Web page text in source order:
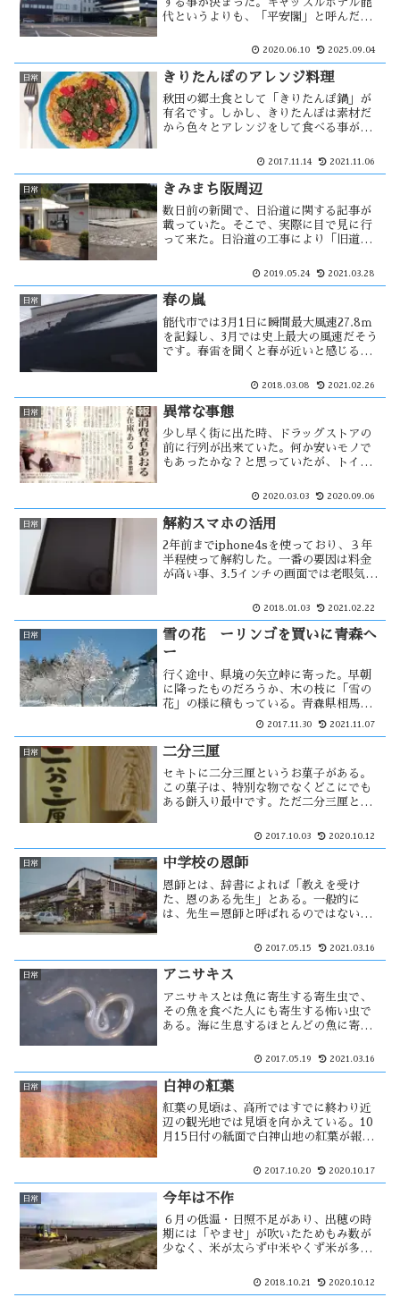
代というよりも、「平安閣」と呼んだ方
末で「宿泊部」と「レストラン部門」は
が大きいと思う。 ８月末...
2020.06.10 2025.09.04
日常 きりたんぽのアレンジ料理
秋田の郷土食として「きりたんぽ鍋」が
有名です。しかし、きりたんぽは素材だ
から色々とアレンジをして食べる事が出
選手権」が行われ、能代松陽高校の女子
シュ」が、第一次審査を一位で通過し
2017.11.14 2021.11.06
日常 きみまち阪周辺
数日前の新聞で、日沿道に関する記事が
載っていた。そこで、実際に目で見に行
って来た。日沿道の工事により「旧道の
る事になっており、かつての建物は全て
みまち阪ではつつじ祭りが・・
2019.05.24 2021.03.28
日常 春の嵐
能代市では3月1日に瞬間最大風速27.8ｍ
を記録し、3月では史上最大の風速だそう
です。春雷を聞くと春が近いと感じる
る。嵐が去った後には、能代にも春の
た。漬け込んだたくあんも、あと1本・・
2018.03.08 2021.02.26
日常 異常な事態
少し早く街に出た時、ドラッグストアの
前に行列が出来ていた。何か安いモノで
もあったかな？と思っていたが、トイレ
りニュースで取り上げられ全国的な現象
いるとは思わなかった。
2020.03.03 2020.09.06
日常 解約スマホの活用
2年前までiphone4sを使っており、３年
半程使って解約した。一番の要因は料金
が高い事、3.5インチの画面では老眼気味
のタブレットに切り替えたが、解約した
その使い道は・・
2018.01.03 2021.02.22
日常
雪の花 ーリンゴを買いに青森へ
ー
行く途中、県境の矢立峠に寄った。早朝
に降ったものだろうか、木の枝に「雪の
花」の様に積もっている。青森県相馬村
の「林檎の森」へ毎年来る。一番の魅力
はリンゴの種類が多い事で、食べた事の
ないリンゴを見る事がよくある。こうと
くというリンゴを見付けた。こみつ似て
いて・・
2017.11.30 2021.11.07
日常 二分三厘
セキトに二分三厘というお菓子がある。
この菓子は、特別な物でなくどこにでも
ある餅入り最中です。ただ二分三厘とい
言葉で、木材の規格を表しています。そ
る言葉かもしれない。
2017.10.03 2020.10.12
日常 中学校の恩師
恩師とは、辞書によれば「教えを受け
た、恩のある先生」とある。一般的に
は、先生＝恩師と呼ばれるのではないだ
その生徒の人生の分岐点に関係する事も
恩師が先日亡くなり葬儀に・・・
2017.05.15 2021.03.16
日常 アニサキス
アニサキスとは魚に寄生する寄生虫で、
その魚を食べた人にも寄生する怖い虫で
ある。海に生息するほとんどの魚に寄生
内に入った後、胃に突き刺さった状態が
レルギー性の胃痙攣であって・・
2017.05.19 2021.03.16
日常 白神の紅葉
紅葉の見頃は、高所ではすでに終わり近
辺の観光地では見頃を向かえている。10
月15日付の紙面で白神山地の紅葉が報じ
魅力もある。ブナ林の紅葉は黄金色に輝
る事は難しい。
2017.10.20 2020.10.17
日常 今年は不作
６月の低温・日照不足があり、出穂の時
期には「やませ」が吹いたためもみ数が
少なく、米が太らず中米やくず米が多か
良く育つ訳ではなく、必要な時期に必要
2018.10.21 2020.10.12